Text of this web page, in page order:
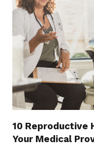
10 Reproductive
Your Medical